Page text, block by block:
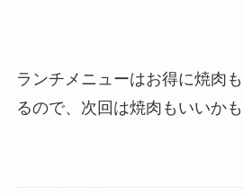
ランチメニューはお得に焼肉
るので、次回は焼肉もいいかも